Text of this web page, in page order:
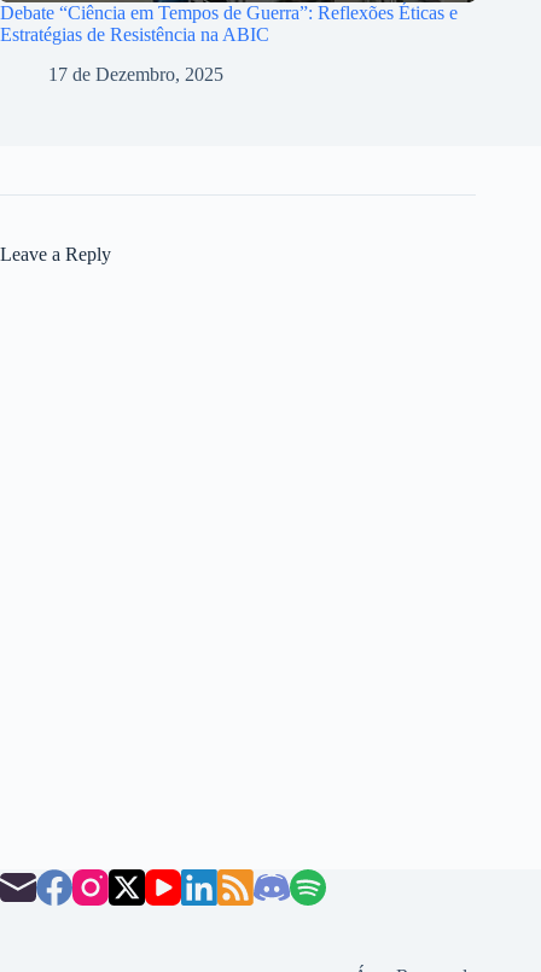
Debate “Ciência em Tempos de Guerra”: Reflexões Éticas e
Estratégias de Resistência na ABIC
17 de Dezembro, 2025
Leave a Reply